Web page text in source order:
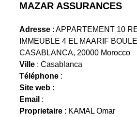
MAZAR ASSURANCES
Adresse : APPARTEMENT 10
IMMEUBLE 4 EL MAARIF
CASABLANCA, 20000 Morocco
Ville : Casablanca
Téléphone :
Site web :
Email :
Proprietaire : KAMAL Omar